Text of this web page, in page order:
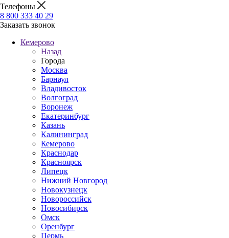
Телефоны
8 800 333 40 29
Заказать звонок
Кемерово
Назад
Города
Москва
Барнаул
Владивосток
Волгоград
Воронеж
Екатеринбург
Казань
Калининград
Кемерово
Краснодар
Красноярск
Липецк
Нижний Новгород
Новокузнецк
Новороссийск
Новосибирск
Омск
Оренбург
Пермь